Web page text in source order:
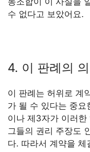
수 없다고 보았어요.
4. 이 판례의
이 판례는 허위로 계
가 될 수 있다는 중
이나 제3자가 이러
그들의 권리 주장도
다. 따라서 계약을 체